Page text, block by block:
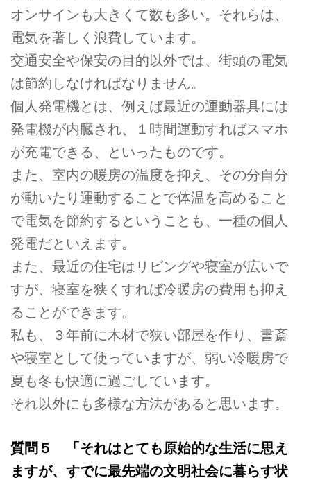
オンサインも大きくて数も多い。それらは、
電気を著しく浪費しています。
交通安全や保安の目的以外では、街頭の電気
は節約しなければなりません。
個人発電機とは、例えば最近の運動器具には
発電機が内臓され、１時間運動すればスマホ
が充電できる、といったものです。
また、室内の暖房の温度を抑え、その分自分
が動いたり運動することで体温を高めること
で電気を節約するということも、一種の個人
発電だといえます。
また、最近の住宅はリビングや寝室が広いで
すが、寝室を狭くすれば冷暖房の費用も抑え
ることができます。
私も、３年前に木材で狭い部屋を作り、書斎
や寝室として使っていますが、弱い冷暖房で
夏も冬も快適に過ごしています。
それ以外にも多様な方法があると思います。
質問５ 「それはとても原始的な生活に思え
ますが、すでに最先端の文明社会に暮らす状